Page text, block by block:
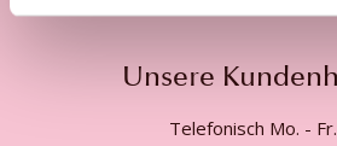
Unsere
Telefonisch Mo. -